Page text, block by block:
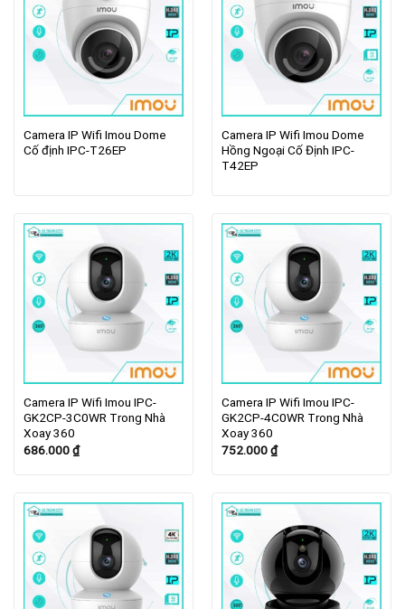
Camera IP Wifi Imou Dome
Cố định IPC-T26EP
Camera IP Wifi Imou Dome
Hồng Ngoại Cố Định IPC-
T42EP
Camera IP Wifi Imou IPC-
GK2CP-3C0WR Trong Nhà
Xoay 360
686.000₫
Camera IP Wifi Imou IPC-
GK2CP-4C0WR Trong Nhà
Xoay 360
752.000₫